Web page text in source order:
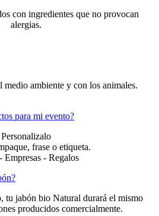
con ingredientes que no provocan
alergias.
medio ambiente y con los animales.
para mi evento?
Personalizalo
frase o etiqueta.
Empresas - Regalos
tu jabón bio Natural durará el mismo
producidos comercialmente.